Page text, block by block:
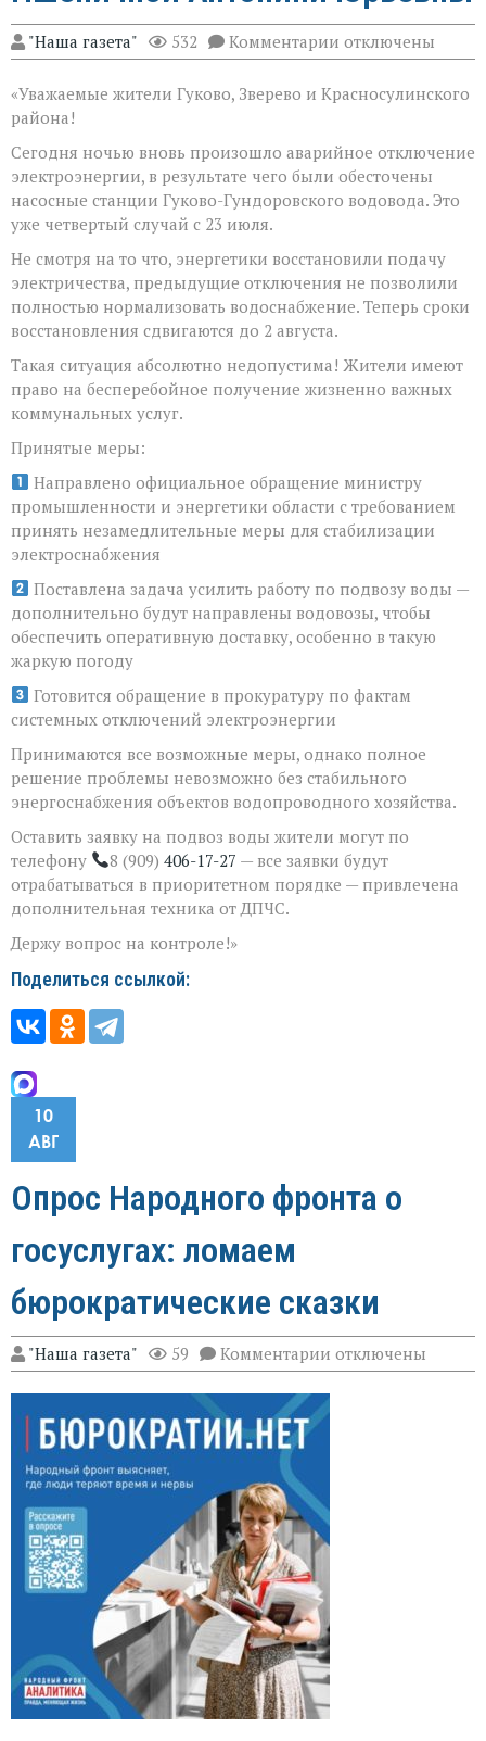
"Наша газета" 532 Комментарии к
записи
министра
хозяйства
Ростовской
области
Пшеничной
отключены
«Уважаемые жители Гуково, Зверево и Красносулинского
района!
Сегодня ночью вновь произошло аварийное отключение
электроэнергии, в результате чего были обесточены
насосные станции Гуково-Гундоровского водовода. Это
уже четвертый случай с 23 июля.
Не смотря на то что, энергетики восстановили подачу
электричества, предыдущие отключения не позволили
полностью нормализовать водоснабжение. Теперь сроки
восстановления сдвигаются до 2 августа.
Такая ситуация абсолютно недопустима! Жители имеют
право на бесперебойное получение жизненно важных
коммунальных услуг.
Принятые меры:
Направлено официальное обращение министру
промышленности и энергетики области с требованием
принять незамедлительные меры для стабилизации
электроснабжения
Поставлена задача усилить работу по подвозу воды —
дополнительно будут направлены водовозы, чтобы
обеспечить оперативную доставку, особенно в такую
жаркую погоду
Готовится обращение в прокуратуру по фактам
системных отключений электроэнергии
Принимаются все возможные меры, однако полное
решение проблемы невозможно без стабильного
энергоснабжения объектов водопроводного хозяйства.
Оставить заявку на подвоз воды жители могут по
телефону
8 (909)406-17-27 — все заявки будут
отрабатываться в приоритетном порядке — привлечена
дополнительная техника от ДПЧС.
Держу вопрос на контроле!»
Поделиться ссылкой:
10
АВГ
Опрос Народного фронта о
госуслугах: ломаем
бюрократические сказки
"Наша газета" 59 Комментарии к
записи
отключены